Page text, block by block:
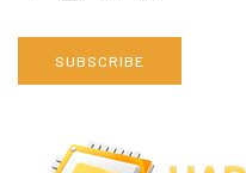
SUBSCRIBE